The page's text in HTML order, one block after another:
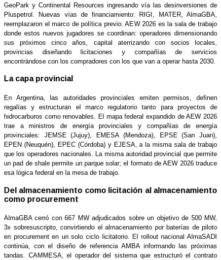
GeoPark y Continental Resources ingresando vía las desinversiones de
Pluspetrol. Nuevas vías de financiamiento: RIGI, MATER, AlmaGBA,
reemplazaron el marco de política previo. AEW 2026 es la sala de trabajo
donde estos nuevos jugadores se coordinan: operadores dimensionando
sus próximos cinco años, capital aterrizando con socios locales,
provincias diseñando licitaciones y compañías de servicios
encontrándose con los compradores con los que van a operar hasta 2030.
La capa provincial
En Argentina, las autoridades provinciales emiten permisos, definen
regalías y estructuran el marco regulatorio tanto para proyectos de
hidrocarburos como renovables. El mapa federal expandido de AEW 2026
trae a ministros de energía provinciales y compañías de energía
provinciales: JEMSE (Jujuy), EMESA (Mendoza), EPSE (San Juan),
EPEN (Neuquén), EPEC (Córdoba) y EJESA, a la misma sala de trabajo
que los operadores nacionales. La misma autoridad provincial que permite
un pad de shale permite un parque solar; el formato de AEW 2026 traduce
esa lógica federal en la mesa de trabajo.
Del almacenamiento como licitación al almacenamiento
como procurement
AlmaGBA cerró con 667 MW adjudicados sobre un objetivo de 500 MW,
3x sobresuscripto, convirtiendo el almacenamiento por baterías de piloto
en procurement en un solo ciclo licitatorio. El rollout nacional AlmaSADI
continúa, con el diseño de referencia AMBA informando las próximas
tandas. CAMMESA, el operador del sistema que estructuró el contrato